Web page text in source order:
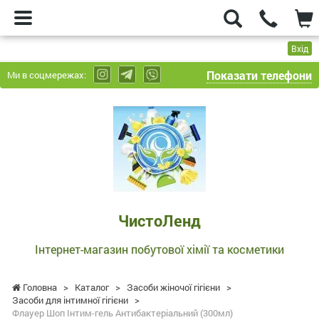
Вхід
Ми в соцмережах: Показати телефони
ЧистоЛенд
Інтернет-магазин побутової хімії та косметики
Головна > Каталог > Засоби жіночої гігієни >
Засоби для інтимної гігієни >
Флауер Шоп Інтим-гель Антибактеріальний (300мл)